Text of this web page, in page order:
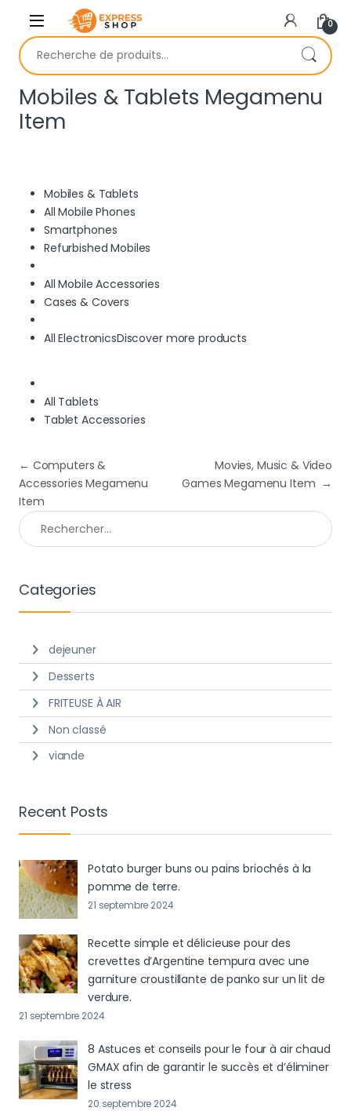
Skip to navigation
Skip to content
0
Recherche pour :
Mobiles & Tablets Megamenu
Item
Mobiles & Tablets
All Mobile Phones
Smartphones
Refurbished Mobiles
All Mobile Accessories
Cases & Covers
All ElectronicsDiscover more products
All Tablets
Tablet Accessories
Navigation de l’article
← Computers &
Accessories Megamenu
Item
Movies, Music & Video
Games Megamenu Item →
Rechercher :
Categories
dejeuner
Desserts
FRITEUSE À AIR
Non classé
viande
Recent Posts
Potato burger buns ou pains briochés à la
pomme de terre.
21 septembre 2024
Recette simple et délicieuse pour des
crevettes d’Argentine tempura avec une
garniture croustillante de panko sur un lit de
verdure.
21 septembre 2024
8 Astuces et conseils pour le four à air chaud
GMAX afin de garantir le succès et d’éliminer
le stress
20 septembre 2024